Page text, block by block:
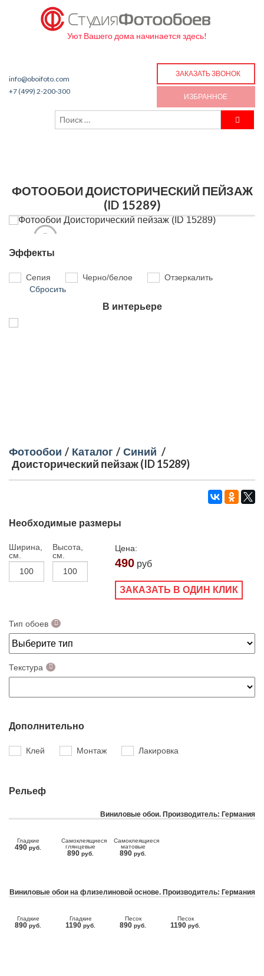
Уют Вашего дома начинается здесь!
info@oboifoto.com
+7 (499) 2-200-300
ЗАКАЗАТЬ ЗВОНОК
ИЗБРАННОЕ
ФОТООБОИ ДОИСТОРИЧЕСКИЙ ПЕЙЗАЖ
(ID 15289)
Эффекты
Сепия Черно/белое
Отзеркалить
Сбросить
В интерьере
Фотообои / Каталог / Синий /
Доисторический пейзаж (ID 15289)
Необходимые размеры
Ширина,
см.
Высота,
см.
Цена:
490 руб
ЗАКАЗАТЬ В ОДИН КЛИК
Тип обоев
Текстура
Дополнительно
Клей Монтаж Лакировка
Рельеф
Виниловые обои. Производитель: Германия
Гладкие
490 руб.
Самоклеящиеся
глянцевые
890 руб.
Самоклеящиеся
матовые
890 руб.
Виниловые обои на флизелиновой основе. Производитель: Германия
Гладкие
890 руб.
Гладкие
1190 руб.
Песок
890 руб.
Песок
1190 руб.